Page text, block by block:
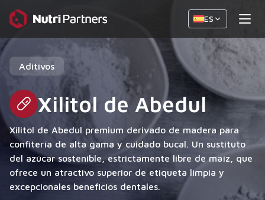
ES
Aditivos
Xilitol de Abedul
Xilitol de Abedul premium derivado de madera para
confitería de alta gama y cuidado bucal. Un sustituto
del azúcar sostenible, estrictamente libre de maíz, que
ofrece un atractivo superior de etiqueta limpia y
excepcionales beneficios dentales.